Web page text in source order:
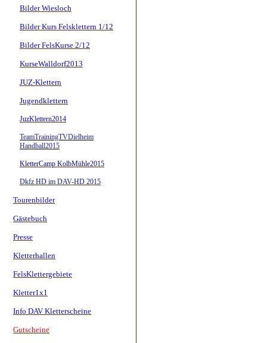
Bilder Wiesloch
Bilder Kurs Felsklettern 1/12
Bilder FelsKurse 2/12
KurseWalldorf2013
JUZ-Klettern
Jugendklettern
JuzKlettern2014
TeamTrainingTVDielheim
Handball2015
KletterCamp KolbMühle2015
Dkfz HD im DAV-HD 2015
Tourenbilder
Gästebuch
Presse
Kletterhallen
FelsKlettergebiete
Kletter1x1
Info DAV Kletterscheine
Gutscheine